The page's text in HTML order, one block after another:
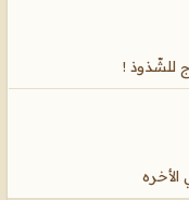
للشّذوذ !